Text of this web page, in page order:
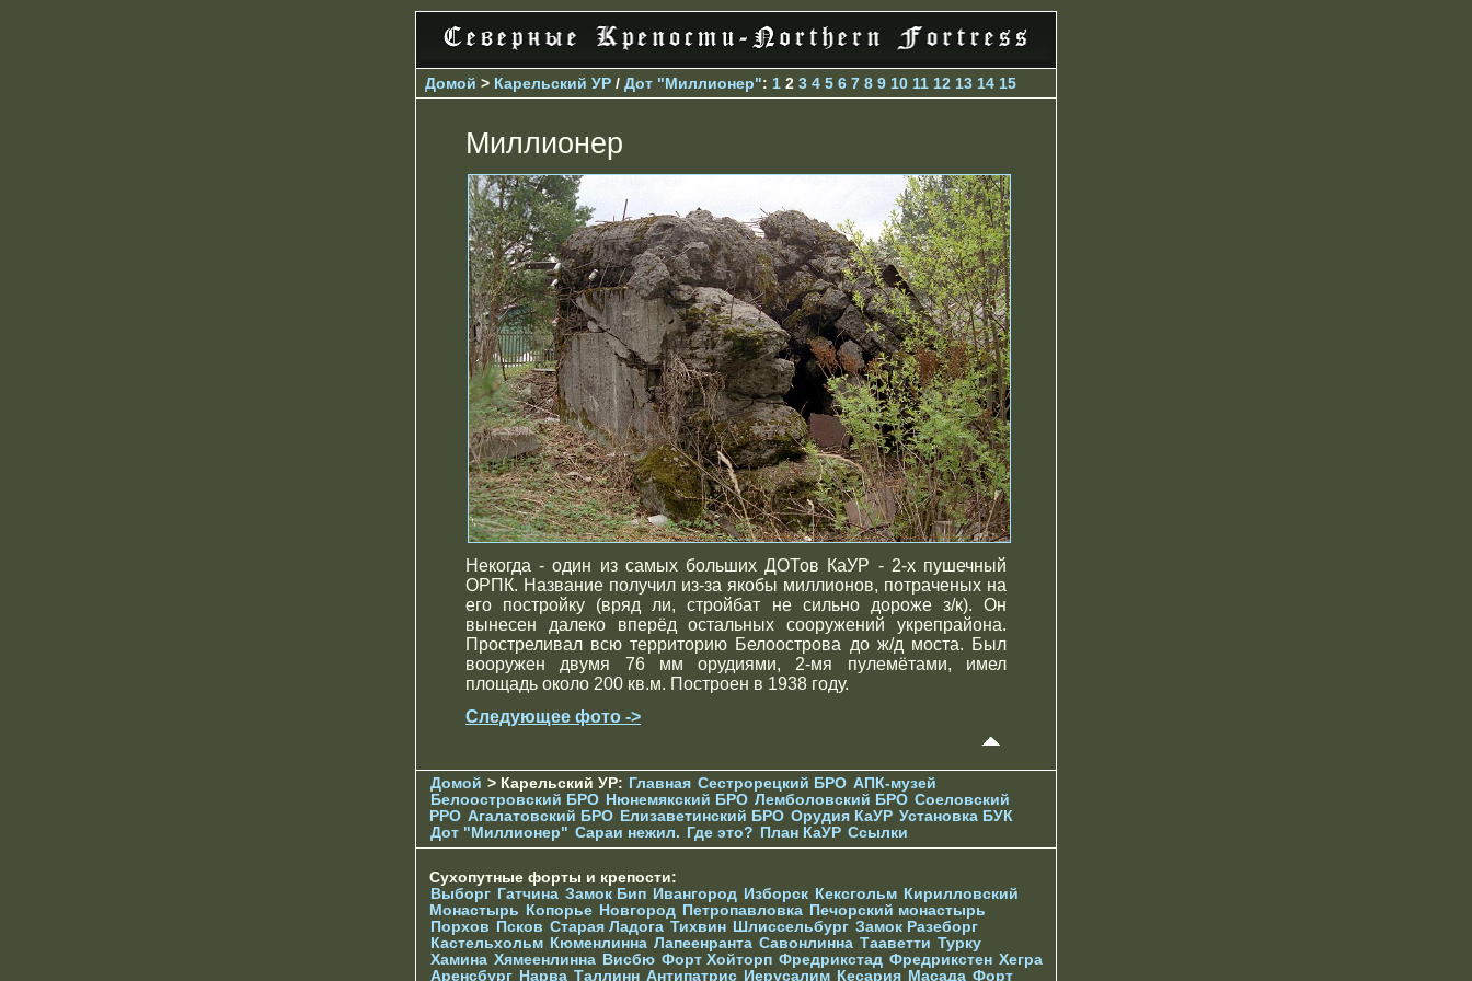
Домой > Карельский УР / Дот "Миллионер": 1 2 3 4 5 6 7 8 9 10 11 12 13 14 15
Миллионер
Некогда - один из самых больших ДОТов КаУР - 2-х пушечный
ОРПК. Название получил из-за якобы миллионов, потраченых на
его постройку (вряд ли, стройбат не сильно дороже з/к). Он
вынесен далеко вперёд остальных сооружений укрепрайона.
Простреливал всю территорию Белоострова до ж/д моста. Был
вооружен двумя 76 мм орудиями, 2-мя пулемётами, имел
площадь около 200 кв.м. Построен в 1938 году.
Следующее фото ->
Домой > Карельский УР: Главная Сестрорецкий БРО АПК-музей
Белоостровский БРО Нюнемякский БРО Лемболовский БРО Соеловский
РРО Агалатовский БРО Елизаветинcкий БРО Орудия КаУР Установка БУК
Дот "Миллионер" Сараи нежил. Где это? План КаУР Ссылки
Сухопутные форты и крепости:
Выборг Гатчина Замок Бип Ивангород Изборск Кексгольм Кирилловский
Монастырь Копорье Новгород Петропавловка Печорcкий монастырь
Порхов Псков Старая Ладога Тихвин Шлиссельбург Замок Разеборг
Кастельхольм Кюменлинна Лапеенранта Савонлинна Тааветти Турку
Хамина Хямеенлинна Висбю Форт Хойторп Фредрикстад Фредрикстен Хегра
Аренсбург Нарва Таллинн Антипатрис Иерусалим Кесария Масада Форт